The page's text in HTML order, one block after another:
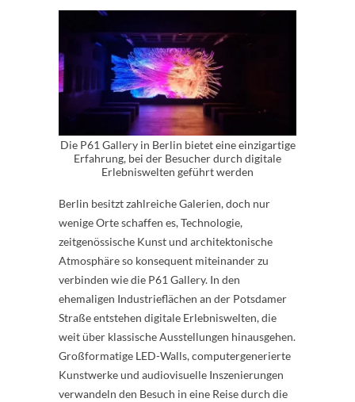
Die P61 Gallery in Berlin bietet eine einzigartige
Erfahrung, bei der Besucher durch digitale
Erlebniswelten geführt werden
Berlin besitzt zahlreiche Galerien, doch nur
wenige Orte schaffen es, Technologie,
zeitgenössische Kunst und architektonische
Atmosphäre so konsequent miteinander zu
verbinden wie die P61 Gallery. In den
ehemaligen Industrieflächen an der Potsdamer
Straße entstehen digitale Erlebniswelten, die
weit über klassische Ausstellungen hinausgehen.
Großformatige LED-Walls, computergenerierte
Kunstwerke und audiovisuelle Inszenierungen
verwandeln den Besuch in eine Reise durch die